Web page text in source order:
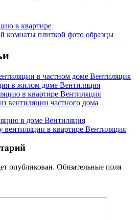
в квартире
комнаты плиткой фото образцы
в частном доме Вентиляция
в жилом доме Вентиляция
в квартире Вентиляция
вентиляции частного дома
в доме Вентиляция
вентиляции в квартире Вентиляция
опубликован. Обязательные поля